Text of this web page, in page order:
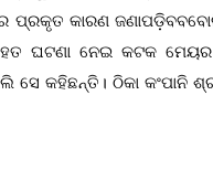
ପ୍ରକୃତ କାରଣ
ଘଟଣା ନେଇ କଟକ
ସେ କହିଛନ୍ତି। ଠିକା